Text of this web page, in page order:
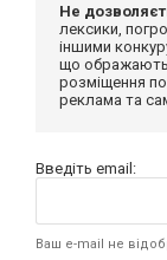
Не
лексики,
іншими
що ображають
розміщення
реклама та
Введіть email:
Ваш e-mail не